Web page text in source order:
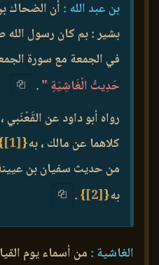
بن عبد الله : أن الضحاك
بشير : بم كان رسول الله
في الجمعة مع سورة
حَدِيثُ الْغَاشِيَةِ ".
رواه أبو داود عن
كلاهما عن مالك ، به{
[1]
من حديث سفيان بن
به{
[2]
}
.
الغاشية : من أسماء يوم